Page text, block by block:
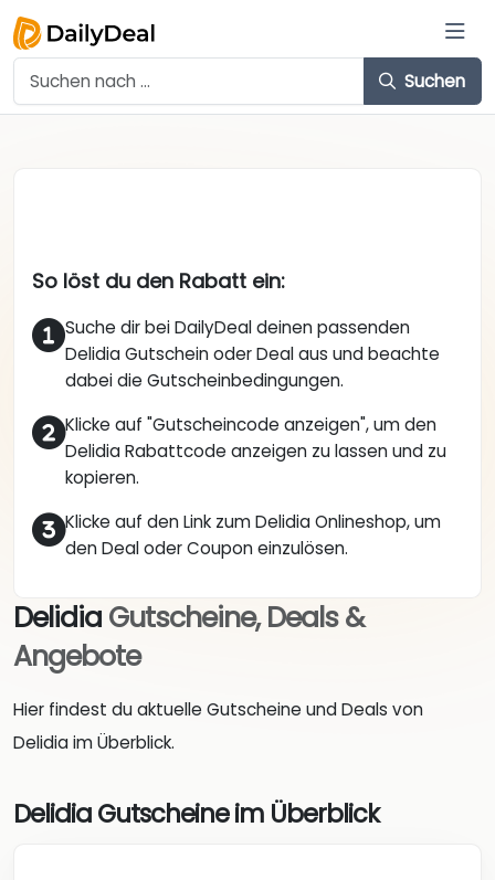
Suchen
So löst du den Rabatt ein:
Suche dir bei DailyDeal deinen passenden
Delidia Gutschein oder Deal aus und beachte
dabei die Gutscheinbedingungen.
Klicke auf "Gutscheincode anzeigen", um den
Delidia Rabattcode anzeigen zu lassen und zu
kopieren.
Klicke auf den Link zum Delidia Onlineshop, um
den Deal oder Coupon einzulösen.
Delidia Gutscheine, Deals &
Angebote
Hier findest du aktuelle Gutscheine und Deals von
Delidia im Überblick.
Delidia Gutscheine im Überblick